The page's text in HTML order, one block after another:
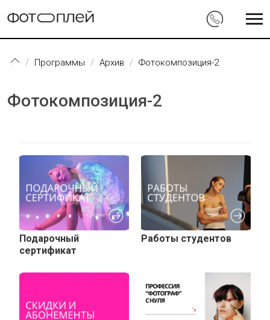
Программы Архив Фотокомпозиция-2
Фотокомпозиция-2
Подарочный
сертификат
Работы студентов